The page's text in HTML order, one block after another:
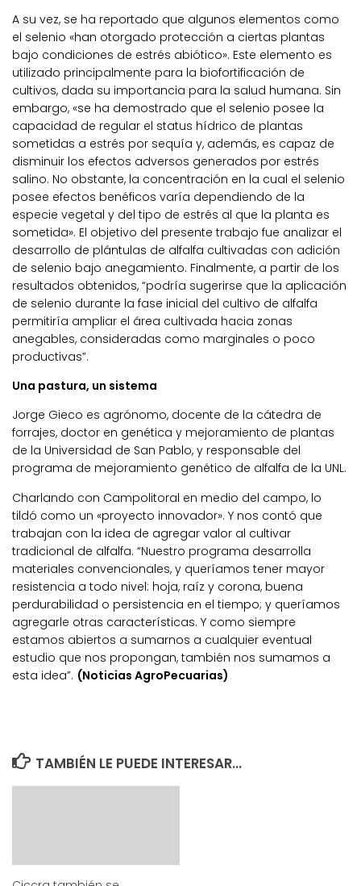
A su vez, se ha reportado que algunos elementos como
el selenio «han otorgado protección a ciertas plantas
bajo condiciones de estrés abiótico». Este elemento es
utilizado principalmente para la biofortificación de
cultivos, dada su importancia para la salud humana. Sin
embargo, «se ha demostrado que el selenio posee la
capacidad de regular el status hídrico de plantas
sometidas a estrés por sequía y, además, es capaz de
disminuir los efectos adversos generados por estrés
salino. No obstante, la concentración en la cual el selenio
posee efectos benéficos varía dependiendo de la
especie vegetal y del tipo de estrés al que la planta es
sometida». El objetivo del presente trabajo fue analizar el
desarrollo de plántulas de alfalfa cultivadas con adición
de selenio bajo anegamiento. Finalmente, a partir de los
resultados obtenidos, “podría sugerirse que la aplicación
de selenio durante la fase inicial del cultivo de alfalfa
permitiría ampliar el área cultivada hacia zonas
anegables, consideradas como marginales o poco
productivas”.
Una pastura, un sistema
Jorge Gieco es agrónomo, docente de la cátedra de
forrajes, doctor en genética y mejoramiento de plantas
de la Universidad de San Pablo, y responsable del
programa de mejoramiento genético de alfalfa de la UNL.
Charlando con Campolitoral en medio del campo, lo
tildó como un «proyecto innovador». Y nos contó que
trabajan con la idea de agregar valor al cultivar
tradicional de alfalfa. “Nuestro programa desarrolla
materiales convencionales, y queríamos tener mayor
resistencia a todo nivel: hoja, raíz y corona, buena
perdurabilidad o persistencia en el tiempo; y queríamos
agregarle otras características. Y como siempre
estamos abiertos a sumarnos a cualquier eventual
estudio que nos propongan, también nos sumamos a
esta idea”. (Noticias AgroPecuarias)
TAMBIÉN LE PUEDE INTERESAR...